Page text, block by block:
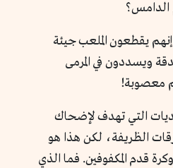
الدامس؟
يقطعون الملعب جيئة
ويسددون في المرمى
معصوبة!
التي تهدف لإضحاك
الظريفة، لكن هذا هو
قدم المكفوفين. فما الذي